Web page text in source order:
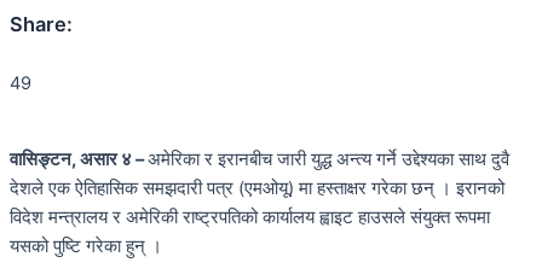
Share:
49
वासिङ्टन, असार ४ –अमेरिका र इरानबीच जारी युद्ध अन्त्य गर्ने उद्देश्यका साथ दुवै
देशले एक ऐतिहासिक समझदारी पत्र (एमओयू) मा हस्ताक्षर गरेका छन् । इरानको
विदेश मन्त्रालय र अमेरिकी राष्ट्रपतिको कार्यालय ह्वाइट हाउसले संयुक्त रूपमा
यसको पुष्टि गरेका हुन् ।